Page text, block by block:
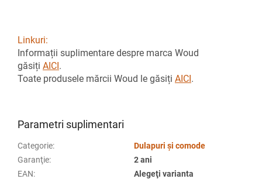
Linkuri:
Informații suplimentare despre marca Woud
găsiți AICI.
Toate produsele mărcii Woud le găsiți AICI.
Parametri suplimentari
Categorie:
Dulapuri și comode
Garanţie:
2 ani
EAN:
Alegeţi varianta